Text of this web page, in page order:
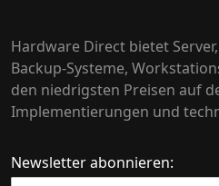
Hardware Direct bietet
Backup-Systeme,
den niedrigsten Preisen auf
Implementierungen und
Newsletter abonnieren: